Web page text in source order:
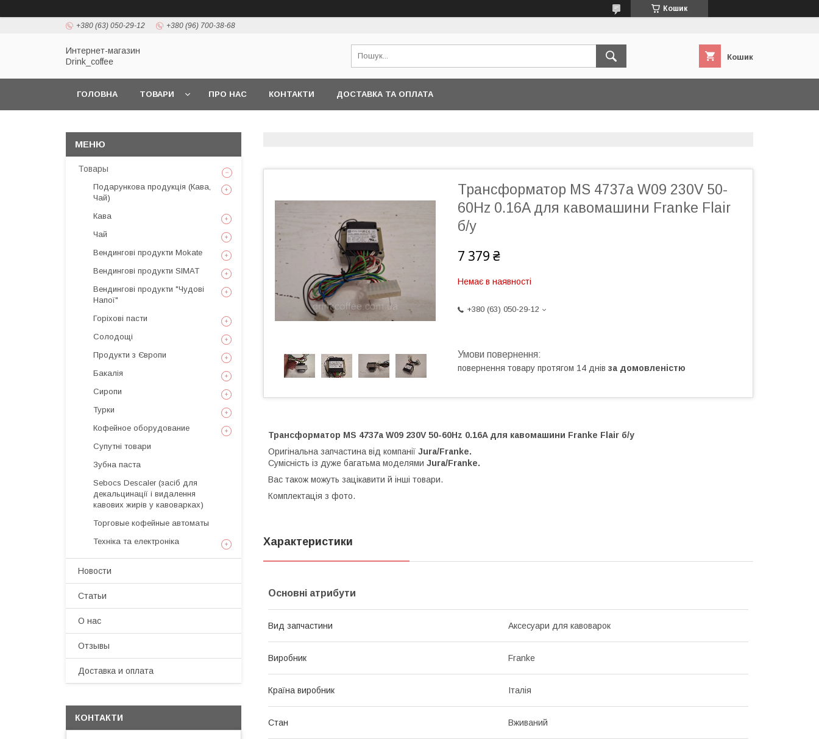
Кошик
+380 (63) 050-29-12 +380 (96) 700-38-68
Интернет-магазин
Drink_coffee
Кошик
ГОЛОВНА ТОВАРИ ПРО НАС КОНТАКТИ ДОСТАВКА ТА ОПЛАТА
Трансформатор MS 4737a W09 230V 50-
60Hz 0.16A для кавомашини Franke Flair
б/у
7 379 ₴
Немає в наявності
+380 (63) 050-29-12
повернення товару протягом 14 днів за домовленістю
Трансформатор MS 4737a W09 230V 50-60Hz 0.16A для кавомашини Franke Flair б/у
Оригінальна запчастина від компанії Jura/Franke.
Сумісність із дуже багатьма моделями Jura/Franke.
Вас також можуть зацікавити й інші товари.
Комплектація з фото.
Характеристики
Основні атрибути
Вид запчастини Аксесуари для кавоварок
Виробник Franke
Країна виробник Італія
Стан Вживаний
Товары
Подарункова продукція (Кава,
Чай)
Кава
Чай
Вендингові продукти Mokate
Вендингові продукти SIMAT
Вендингові продукти "Чудові
Напої"
Горіхові пасти
Солодощі
Продукти з Європи
Бакалія
Сиропи
Турки
Кофейное оборудование
Супутні товари
Зубна паста
Sebocs Descaler (засіб для
декальцинації і видалення
кавових жирів у кавоварках)
Торговые кофейные автоматы
Техніка та електроніка
Новости
Статьи
О нас
Отзывы
Доставка и оплата
КОНТАКТИ